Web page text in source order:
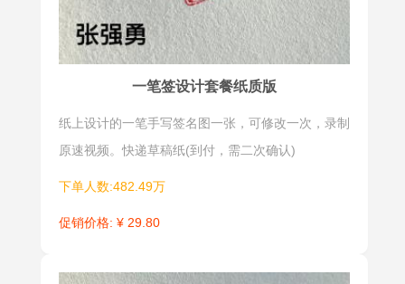
一笔签设计套餐纸质版
纸上设计的一笔手写签名图一张，可修改一次，录制
原速视频。快递草稿纸(到付，需二次确认)
下单人数:482.49万
促销价格: ¥ 29.80